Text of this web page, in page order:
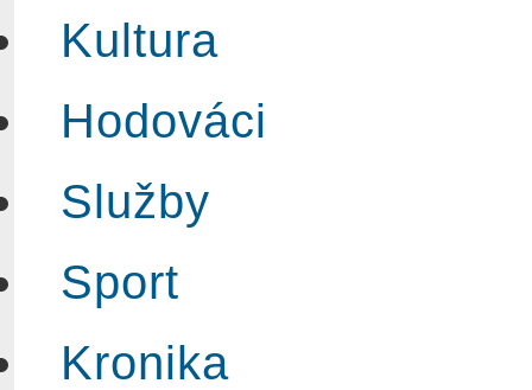
Kultura
Hodováci
Služby
Sport
Kronika